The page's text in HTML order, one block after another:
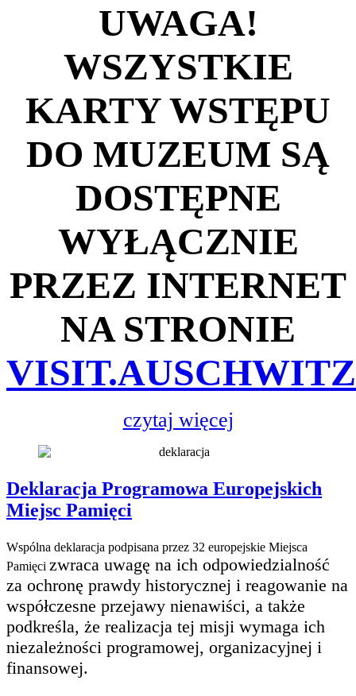
UWAGA!
WSZYSTKIE
KARTY WSTĘPU
DO MUZEUM SĄ
DOSTĘPNE
WYŁĄCZNIE
PRZEZ INTERNET
NA STRONIE
czytaj więcej
Deklaracja Programowa Europejskich
Miejsc Pamięci
Wspólna deklaracja podpisana przez 32 europejskie Miejsca
Pamięci zwraca uwagę na ich odpowiedzialność
za ochronę prawdy historycznej i reagowanie na
współczesne przejawy nienawiści, a także
podkreśla, że realizacja tej misji wymaga ich
niezależności programowej, organizacyjnej i
finansowej.